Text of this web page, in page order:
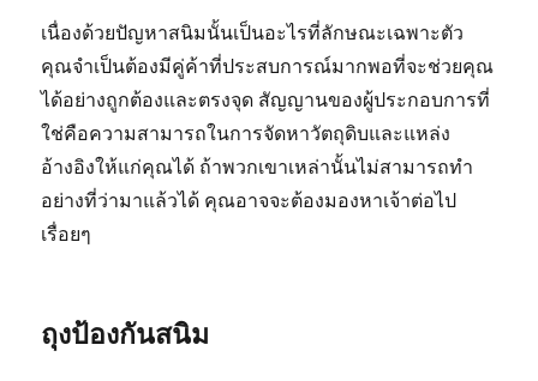
เนื่องด้วยปัญหาสนิมนั้นเป็นอะไรที่ลักษณะเฉพาะตัว
คุณจำเป็นต้องมีคู่ค้าที่ประสบการณ์มากพอที่จะช่วยคุณ
ได้อย่างถูกต้องและตรงจุด สัญญานของผู้ประกอบการที่
ใช่คือความสามารถในการจัดหาวัตถุดิบและแหล่ง
อ้างอิงให้แก่คุณได้ ถ้าพวกเขาเหล่านั้นไม่สามารถทำ
อย่างที่ว่ามาแล้วได้ คุณอาจจะต้องมองหาเจ้าต่อไป
เรื่อยๆ
ถุงป้องกันสนิม